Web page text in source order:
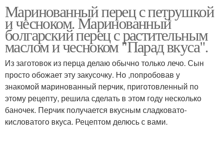
Перец с чесноком Перец на зиму
Закусочный перец Перец с зеленью
Маринованный перец с петрушкой
и чесноком. Маринованный
болгарский перец с растительным
маслом и чесноком "Парад вкуса".
Из заготовок из перца делаю обычно только лечо. Сын
просто обожает эту закусочку. Но ,попробовав у
знакомой маринованный перчик, приготовленный по
этому рецепту, решила сделать в этом году несколько
баночек. Перчик получается вкусным сладковато-
кисловатого вкуса. Рецептом делюсь с вами.